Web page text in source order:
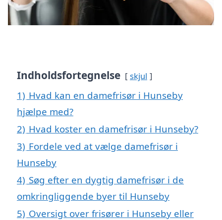
Indholdsfortegnelse skjul
1) Hvad kan en damefrisør i Hunseby
hjælpe med?
2) Hvad koster en damefrisør i Hunseby?
3) Fordele ved at vælge damefrisør i
Hunseby
4) Søg efter en dygtig damefrisør i de
omkringliggende byer til Hunseby
5) Oversigt over frisører i Hunseby eller